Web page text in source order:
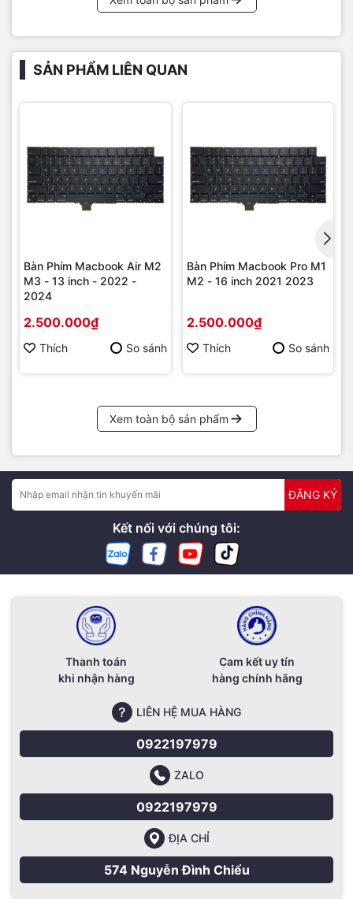
SẢN PHẨM LIÊN QUAN
Bàn Phím Macbook Air M2
M3 - 13 inch - 2022 -
2024
2.500.000₫
Thích So sánh
Bàn Phím Macbook Pro M1
M2 - 16 inch 2021 2023
2.500.000₫
Thích So sánh
Xem toàn bộ sản phẩm
ĐĂNG KÝ
Kết nối với chúng tôi:
Thanh toán
khi nhận hàng
Cam kết uy tín
hàng chính hãng
LIÊN HỆ MUA HÀNG
0922197979
ZALO
0922197979
ĐỊA CHỈ
574 Nguyễn Đình Chiểu